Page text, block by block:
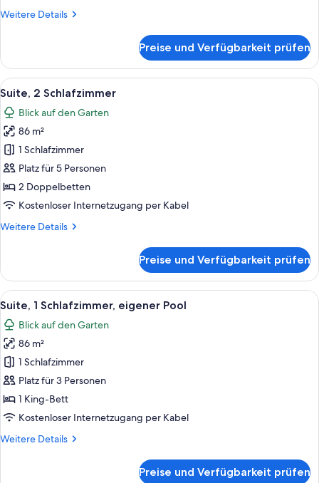
Weitere Details
Weitere
Suite,
2 Schlafzimmer,
Terrasse
Preise und Verfügbarkeit prüfen
Alle
Fotos
für
Suite,
2 Schlafzimmer
anzeigen
Ein Hotelzimmer mit einem großen
9
Suite, 2 Schlafzimmer
Blick auf den Garten
86 m²
1 Schlafzimmer
Platz für 5 Personen
2 Doppelbetten
Kostenloser Internetzugang per Kabel
Weitere Details
Weitere
2 Schlafzimmer
Preise und Verfügbarkeit prüfen
Alle
Fotos
für
Suite,
Schlafzimmer,
eigener
Pool
Ein Hotelzimmer mit einem großen
10
Suite, 1 Schlafzimmer, eigener Pool
Blick auf den Garten
86 m²
1 Schlafzimmer
Platz für 3 Personen
1 King-Bett
Kostenloser Internetzugang per Kabel
Weitere Details
Weitere
Preise und Verfügbarkeit prüfen